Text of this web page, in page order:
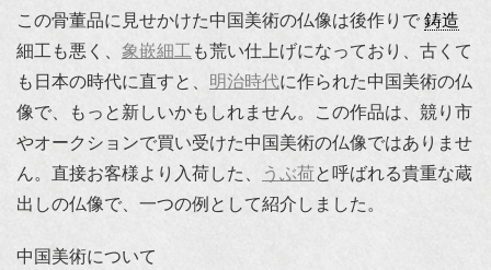
この骨董品に見せかけた中国美術の仏像は後作りで 鋳造
細工も悪く、 象嵌細工 も荒い仕上げになっており、古くて
も日本の時代に直すと、 明治時代に作られた中国美術の仏
像で、もっと新しいかもしれません。この作品は、競り市
やオークションで買い受けた中国美術の仏像ではありませ
ん。直接お客様より入荷した、
うぶ荷と呼ばれる貴重な蔵
出しの仏像で、一つの例として紹介しました。
中国美術について